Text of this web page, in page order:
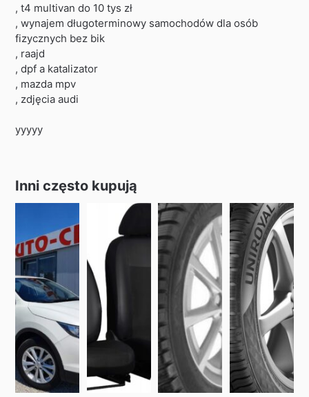
, t4 multivan do 10 tys zł
, wynajem długoterminowy samochodów dla osób
fizycznych bez bik
, raajd
, dpf a katalizator
, mazda mpv
, zdjęcia audi
yyyyy
Inni często kupują